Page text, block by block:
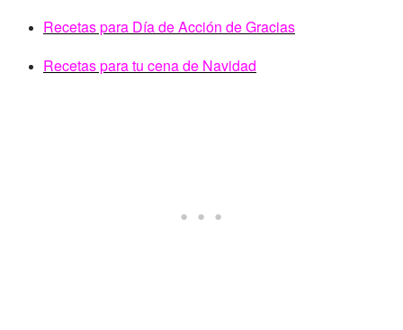
Recetas para Día de Acción de Gracias
Recetas para tu cena de Navidad